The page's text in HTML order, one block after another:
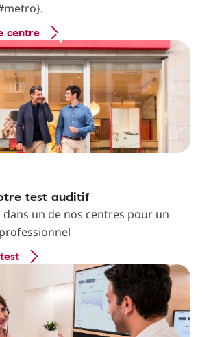
centre
test auditif
dans un de nos centres pour un